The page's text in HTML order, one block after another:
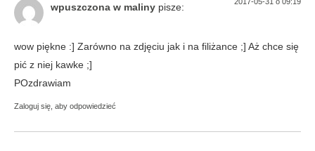
wpuszczona w maliny pisze:
wow piękne :] Zarówno na zdjęciu jak i na filiżance ;] Aż chce się
pić z niej kawke ;]
POzdrawiam
Zaloguj się, aby odpowiedzieć